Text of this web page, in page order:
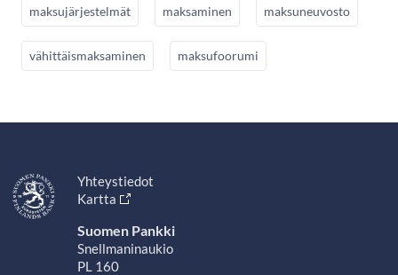
maksujärjestelmät maksaminen maksuneuvosto
vähittäismaksaminen maksufoorumi
Yhteystiedot
Kartta
Suomen Pankki
Snellmaninaukio
PL 160